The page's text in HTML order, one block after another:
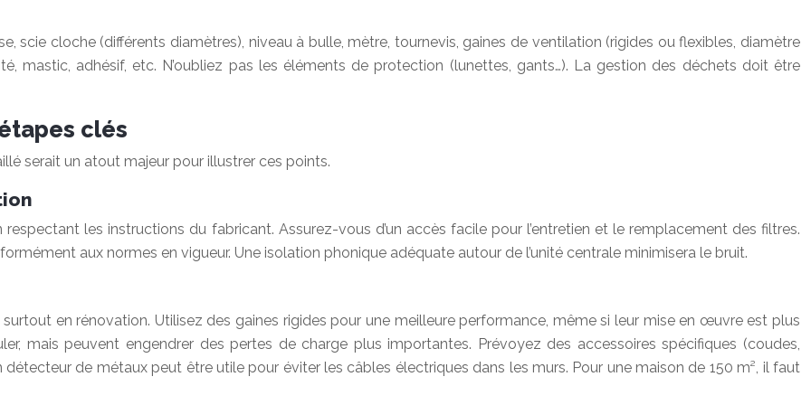
scie cloche (différents diamètres), niveau à bulle, mètre, tournevis, gaines de ventilation (rigides ou flexibles, diamètre
mastic, adhésif, etc. N’oubliez pas les éléments de protection (lunettes, gants…). La gestion des déchets doit être
clés
serait un atout majeur pour illustrer ces points.
respectant les instructions du fabricant. Assurez-vous d’un accès facile pour l’entretien et le remplacement des filtres.
aux normes en vigueur. Une isolation phonique adéquate autour de l’unité centrale minimisera le bruit.
en rénovation. Utilisez des gaines rigides pour une meilleure performance, même si leur mise en œuvre est plus
mais peuvent engendrer des pertes de charge plus importantes. Prévoyez des accessoires spécifiques (coudes,
détecteur de métaux peut être utile pour éviter les câbles électriques dans les murs. Pour une maison de 150 m², il faut